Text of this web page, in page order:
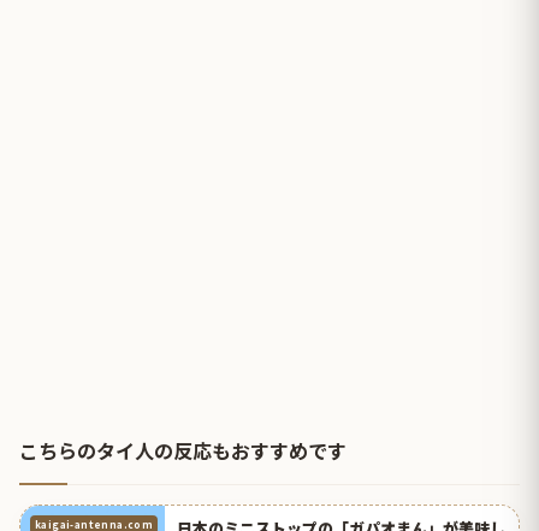
こちらのタイ人の反応もおすすめです
kaigai-antenna.com